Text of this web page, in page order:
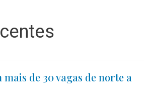
mais de 30 vagas de norte a